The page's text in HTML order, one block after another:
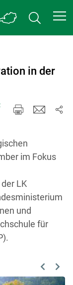
in der
im Fokus
LK
und
für
Previous
Next